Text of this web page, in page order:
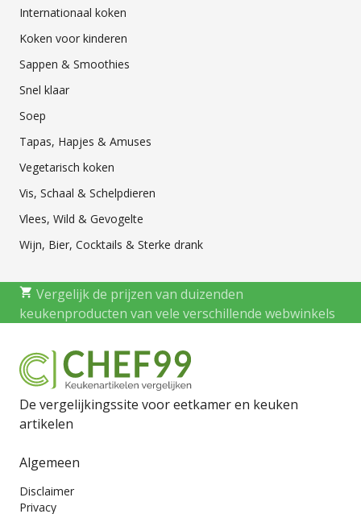
Internationaal koken
Koken voor kinderen
Sappen & Smoothies
Snel klaar
Soep
Tapas, Hapjes & Amuses
Vegetarisch koken
Vis, Schaal & Schelpdieren
Vlees, Wild & Gevogelte
Wijn, Bier, Cocktails & Sterke drank
Vergelijk de prijzen van duizenden
keukenproducten van vele verschillende webwinkels
De vergelijkingssite voor eetkamer en keuken
artikelen
Algemeen
Disclaimer
Privacy